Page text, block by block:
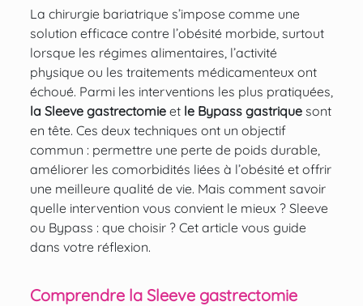
La chirurgie bariatrique s’impose comme une
solution efficace contre l’obésité morbide, surtout
lorsque les régimes alimentaires, l’activité
physique ou les traitements médicamenteux ont
échoué. Parmi les interventions les plus pratiquées,
la Sleeve gastrectomieet le Bypass gastriquesont
en tête. Ces deux techniques ont un objectif
commun : permettre une perte de poids durable,
améliorer les comorbidités liées à l’obésité et offrir
une meilleure qualité de vie. Mais comment savoir
quelle intervention vous convient le mieux ? Sleeve
ou Bypass : que choisir ? Cet article vous guide
dans votre réflexion.
Comprendre la Sleeve gastrectomie